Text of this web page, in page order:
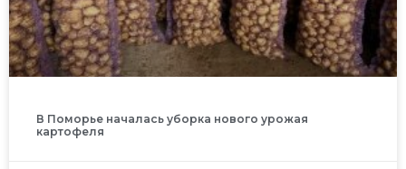
В Поморье началась уборка нового урожая
картофеля